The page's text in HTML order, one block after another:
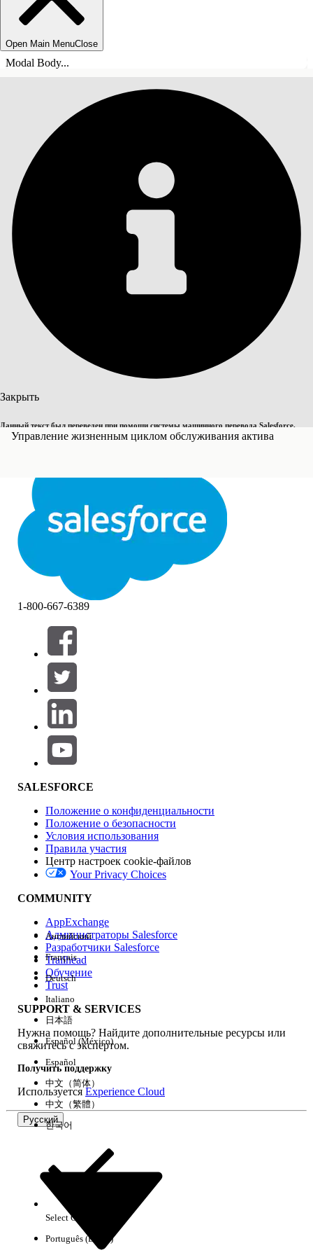
Open Main MenuClose
Modal Body...
Закрыть
Данный текст был переведен при помощи системы машинного перевода Salesforce.
Дополнительные сведения см.здесь.
Переключить на английский
Закрыть
Управление жизненным циклом обслуживания актива
СОДЕРЖАНИЕ
Фильтры (0)
ВЫБРАТЬ ФИЛЬТРЫ
Область продуктов
Влияние на функции
Версия
Возможности
Очистить все Готово
Результаты отсутствуют
1-800-667-6389
SALESFORCE
Положение о конфиденциальности
Положение о безопасности
Условия использования
Правила участия
Центр настроек cookie-файлов
Your Privacy Choices
COMMUNITY
AppExchange
Администраторы Salesforce
Разработчики Salesforce
Trailhead
Обучение
Trust
SUPPORT & SERVICES
Нужна помощь? Найдите дополнительные ресурсы или
свяжитесь с экспертом.
Получить поддержку
ИспользуетсяExperience Cloud
Русский
Английский
Français
Deutsch
Italiano
日本語
Español (México)
Español
中文（简体）
中文（繁體）
한국어
Select Org
Português (Brasil)